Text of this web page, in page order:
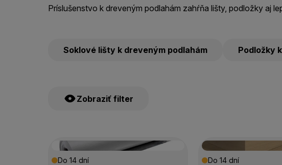
Príslušenstvo k dreveným podlahám zahŕňa lišty, podložky aj
Soklové lišty k dreveným podlahám Podložky
Zobraziť filter
CENA
Do 14 dní Do 14 dní